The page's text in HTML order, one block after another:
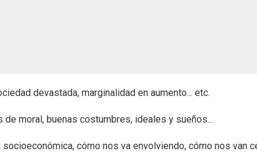
devastada, marginalidad en aumento... etc.
moral, buenas costumbres, ideales y sueños...
cómo nos va envolviendo, cómo nos van